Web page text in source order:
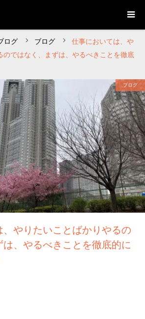
ログ ブログ
仕事においては、や
のではなく、まずは、やるべきことを徹底
ブログ
やりたいことばかりやるの
、やるべきことを徹底的に